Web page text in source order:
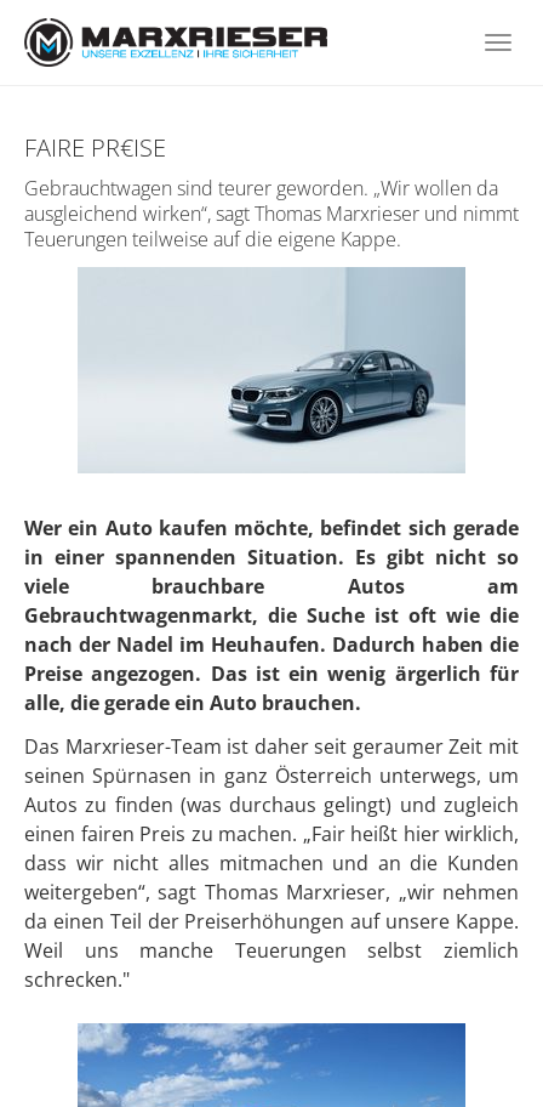
main
FAIRE PR€ISE
Gebrauchtwagen sind teurer geworden. „Wir wollen da
ausgleichend wirken“, sagt Thomas Marxrieser und nimmt
Teuerungen teilweise auf die eigene Kappe.
Wer ein Auto kaufen möchte, befindet sich gerade
in einer spannenden Situation. Es gibt nicht so
viele brauchbare Autos am
Gebrauchtwagenmarkt, die Suche ist oft wie die
nach der Nadel im Heuhaufen. Dadurch haben die
Preise angezogen. Das ist ein wenig ärgerlich für
alle, die gerade ein Auto brauchen.
Das Marxrieser-Team ist daher seit geraumer Zeit mit
seinen Spürnasen in ganz Österreich unterwegs, um
Autos zu finden (was durchaus gelingt) und zugleich
einen fairen Preis zu machen. „Fair heißt hier wirklich,
dass wir nicht alles mitmachen und an die Kunden
weitergeben“, sagt Thomas Marxrieser, „wir nehmen
da einen Teil der Preiserhöhungen auf unsere Kappe.
Weil uns manche Teuerungen selbst ziemlich
schrecken."